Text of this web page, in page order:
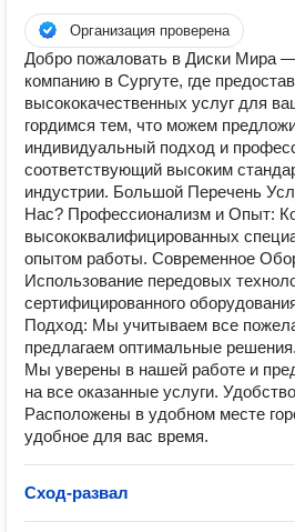
Организация проверена
Добро пожаловать в Диски Мира
компанию в Сургуте, где
высококачественных услуг для
гордимся тем, что можем
индивидуальный подход и
соответствующий высоким
индустрии. Большой Перечень
Нас? Профессионализм и Опыт:
высококвалифицированных
опытом работы. Современное
Использование передовых
сертифицированного
Подход: Мы учитываем все
предлагаем оптимальные
Мы уверены в нашей работе и
на все оказанные услуги.
Расположены в удобном месте
удобное для вас время.
Сход-развал